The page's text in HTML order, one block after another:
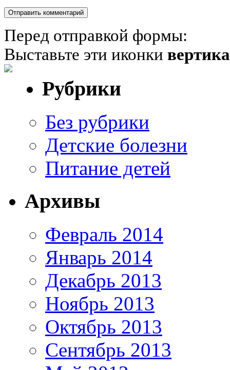
Перед отправкой формы:
Выставьте эти иконки
Рубрики
Без рубрики
Детские болезни
Питание детей
Архивы
Февраль 2014
Январь 2014
Декабрь 2013
Ноябрь 2013
Октябрь 2013
Сентябрь 2013